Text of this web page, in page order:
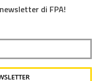
di FPA!